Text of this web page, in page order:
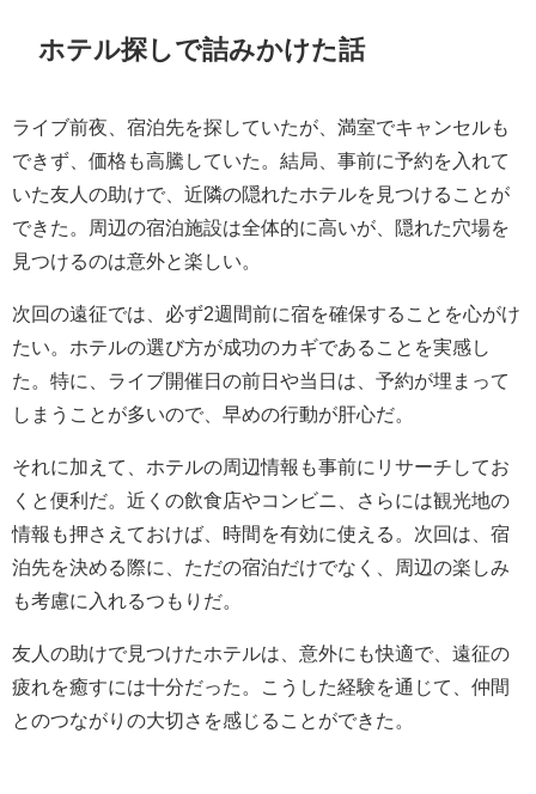
ホテル探しで詰みかけた話
ライブ前夜、宿泊先を探していたが、満室でキャンセルも
できず、価格も高騰していた。結局、事前に予約を入れて
いた友人の助けで、近隣の隠れたホテルを見つけることが
できた。周辺の宿泊施設は全体的に高いが、隠れた穴場を
見つけるのは意外と楽しい。
次回の遠征では、必ず2週間前に宿を確保することを心がけ
たい。ホテルの選び方が成功のカギであることを実感し
た。特に、ライブ開催日の前日や当日は、予約が埋まって
しまうことが多いので、早めの行動が肝心だ。
それに加えて、ホテルの周辺情報も事前にリサーチしてお
くと便利だ。近くの飲食店やコンビニ、さらには観光地の
情報も押さえておけば、時間を有効に使える。次回は、宿
泊先を決める際に、ただの宿泊だけでなく、周辺の楽しみ
も考慮に入れるつもりだ。
友人の助けで見つけたホテルは、意外にも快適で、遠征の
疲れを癒すには十分だった。こうした経験を通じて、仲間
とのつながりの大切さを感じることができた。